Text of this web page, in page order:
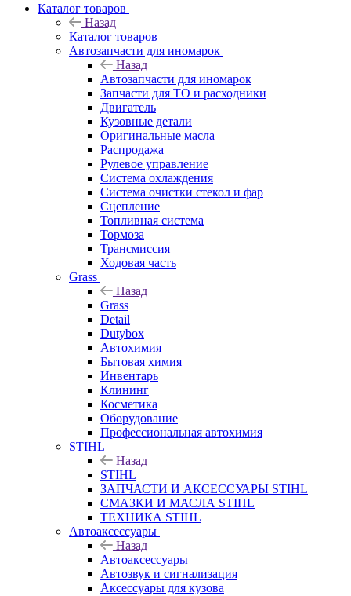
Каталог товаров
Назад
Каталог товаров
Автозапчасти для иномарок
Назад
Автозапчасти для иномарок
Запчасти для ТО и расходники
Двигатель
Кузовные детали
Оригинальные масла
Распродажа
Рулевое управление
Система охлаждения
Система очистки стекол и фар
Сцепление
Топливная система
Тормоза
Трансмиссия
Ходовая часть
Grass
Назад
Grass
Detail
Dutybox
Автохимия
Бытовая химия
Инвентарь
Клининг
Косметика
Оборудование
Профессиональная автохимия
STIHL
Назад
STIHL
ЗАПЧАСТИ И АКСЕССУАРЫ STIHL
СМАЗКИ И МАСЛА STIHL
ТЕХНИКА STIHL
Автоаксессуары
Назад
Автоаксессуары
Автозвук и сигнализация
Аксессуары для кузова